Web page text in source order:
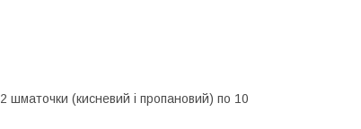
шматочки (кисневий і пропановий) по 10